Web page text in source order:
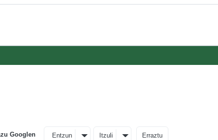
Googlen Entzun Itzuli Erraztu